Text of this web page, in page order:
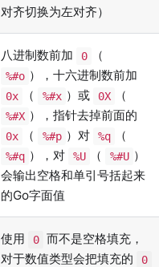
对齐切换为左对齐）
八进制数前加 0 （
%#o ），十六进制数前加
0x （ %#x ）或 0X （
%#X ），指针去掉前面的
0x （ %#p ）对 %q （
%#q ），对 %U （ %#U ）
会输出空格和单引号括起来
的Go字面值
使用 0 而不是空格填充，
对于数值类型会把填充的
0